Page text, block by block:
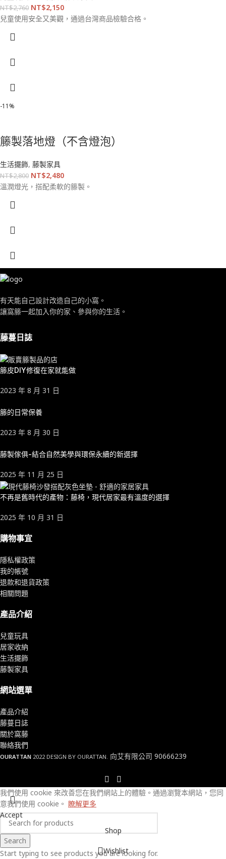
NT$2,760 NT$2,150
兒童使用安全又美觀，通過台灣商品檢驗合格。
-11%
籐製落地燈（不含燈泡）
生活擺飾, 藤製家具
NT$2,800 NT$2,480
溫潤燈光，搭配柔軟的籐製。
有天能自己設計改造自己的小窩。
讓窩籐一起加入你的家、參與你的生活。
藤蔓日誌
籐皮DIY修復在家就能做
2023 年 8 月 31 日
籐的日常保養
2023 年 8 月 30 日
藤製傢俱-結合自然美學與環保永續的新選擇
2025 年 11 月 25 日
不再是舊時代的產物：藤椅，現代居家最有溫度的選擇
2025 年 10 月 31 日
購物事宜
隱私權政策
我的帳號
退款和退貨政策
相關問題
產品介紹
兒童玩具
居家收納
生活擺飾
藤製家具
網站選單
產品介紹
藤蔓日誌
關於窩藤
聯絡我們
OURATTAN 2022 DESIGN BY OURATTAN. 向艾有限公司 90666239
Search
Start typing to see products you are looking for.
我們使用 cookie 來改善您在我們網站上的體驗。 通過瀏覽本網站，您同
意我們使用 cookie。 瞭解更多
Accept
Shop
Wishlist